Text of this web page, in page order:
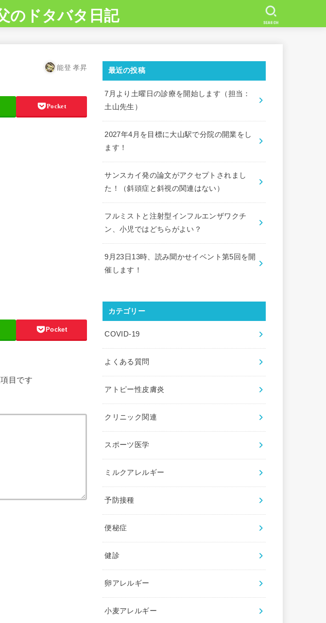
のドタバタ日記 SEARCH
能登 孝昇
Pocket
Pocket
目です
最近の投稿
7月より土曜日の診療を開始します（担当：
土山先生）
2027年4月を目標に大山駅で分院の開業をし
ます！
サンスカイ発の論文がアクセプトされまし
た！（斜頭症と斜視の関連はない）
フルミストと注射型インフルエンザワクチ
ン、小児ではどちらがよい？
9月23日13時、読み聞かせイベント第5回を開
催します！
カテゴリー
COVID-19
よくある質問
アトピー性皮膚炎
クリニック関連
スポーツ医学
ミルクアレルギー
予防接種
便秘症
健診
卵アレルギー
小麦アレルギー